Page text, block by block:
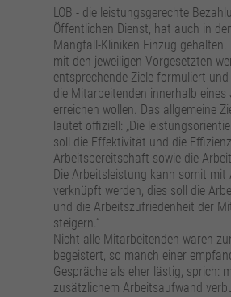
LOB - die leistungsgerechte
Öffentlichen Dienst, hat auch in
Mangfall-Kliniken Einzug gehalten.
mit den jeweiligen Vorgesetzten
entsprechende Ziele formuliert
die Mitarbeitenden innerhalb eines
erreichen wollen. Das allgemeine
lautet offiziell: „Die
soll die Effektivität und die
Arbeitsbereitschaft sowie die
Die Arbeitsleistung kann somit mit
verknüpft werden, dies soll die
und die Arbeitszufriedenheit der
steigern.“
Nicht alle Mitarbeitenden waren
begeistert, so manch einer
Gespräche als eher lästig, sprich:
zusätzlichem Arbeitsaufwand
Laufzeit 24 Stunden
Zweck
Wird zur Unterscheidung
verwendet.
Name _gat_UA_161657597_7
Anbieter Google Analytics
Laufzeit
Zweck
Wird verwendet, um die
drosseln.